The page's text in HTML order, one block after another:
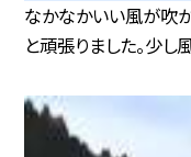
なかなかいい風が吹
と頑張りました。少し